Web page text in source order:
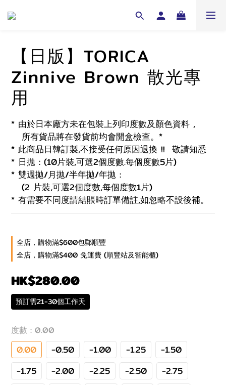
【日版】TORICA
Zinnive Brown 散光專
用
* 由於日本廠方未在包裝上列印度數及顏色資料 ,
   所有貨品將在發貨前均會開盒檢查。*
* 此商品日韓訂製,不接受任何原因退換 !!  敬請知悉
* 日拋 : (10片裝,可選2個度數.每個度數5片)
* 雙週拋/月拋/半年拋/年拋 :
   (2 片裝,可選2個度數,每個度數1片)
* 有需要不同度請結賬時訂單備註,如忽略不設後補。
全店，購物滿$600包郵順豐
全店，購物滿$400 免運費 (順豐站及智能櫃)
HK$280.00
預訂需21-30個工作天
度數 : 0.00
0.00 -0.50 -1.00 -1.25
-1.50
-1.75
-2.00 -2.25 -2.50
-2.75